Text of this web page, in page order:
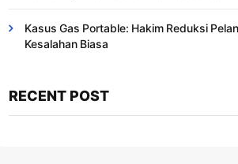
Kasus Gas Portable: Hakim Reduksi
Kesalahan Biasa ​
RECENT POST